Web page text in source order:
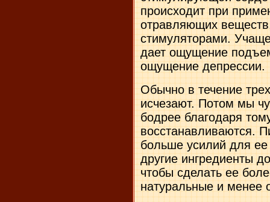
происходит при
отравляющих
стимуляторами.
дает ощущение
ощущение депрессии.
Обычно в течение
исчезают. Потом мы
бодрее благодаря
восстанавливаются.
больше усилий для
другие ингредиенты
чтобы сделать ее
натуральные и менее